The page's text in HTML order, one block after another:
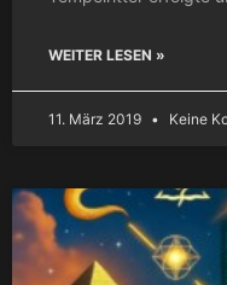
WEITER LESEN »
11. März 2019 Keine